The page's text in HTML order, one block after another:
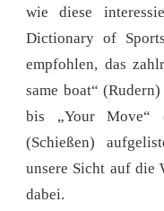
wie diese
Dictionary of
empfohlen, das
same boat“
bis „Your Move“
(Schießen)
unsere Sicht auf die
dabei.